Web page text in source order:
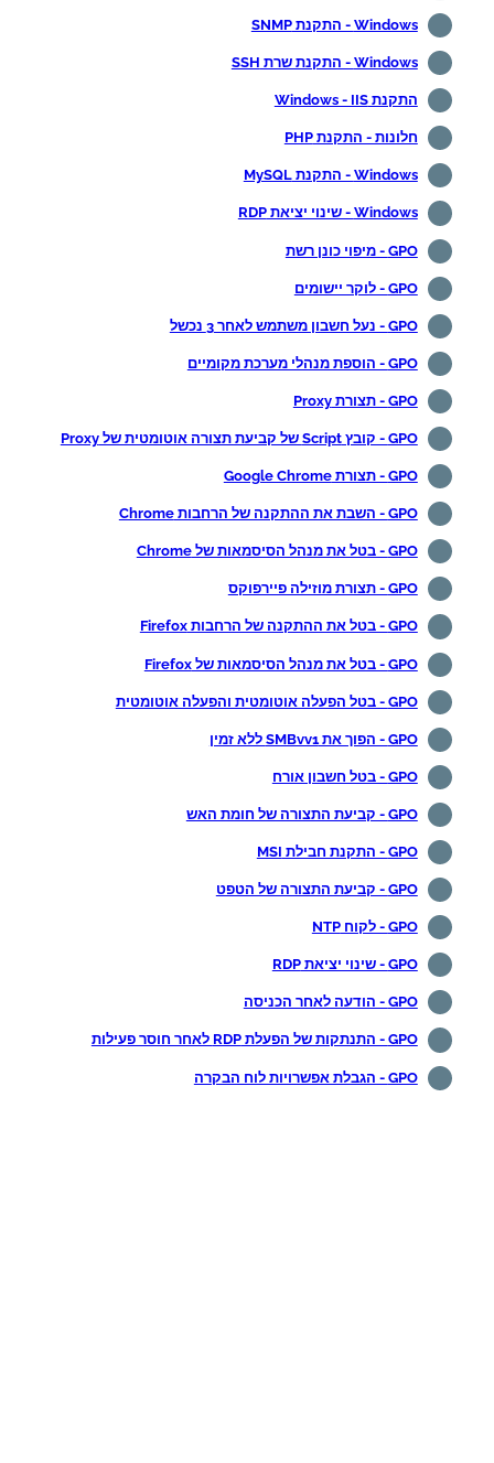
Windows - התקנת SNMP
Windows - התקנת שרת SSH
התקנת Windows - IIS
חלונות - התקנת PHP
Windows - התקנת MySQL
Windows - שינוי יציאת RDP
GPO - מיפוי כונן רשת
GPO - לוקר יישומים
GPO - נעל חשבון משתמש לאחר 3 נכשל
GPO - הוספת מנהלי מערכת מקומיים
GPO - תצורת Proxy
GPO - קובץ Script של קביעת תצורה אוטומטית של Proxy
GPO - תצורת Google Chrome
GPO - השבת את ההתקנה של הרחבות Chrome
GPO - בטל את מנהל הסיסמאות של Chrome
GPO - תצורת מוזילה פיירפוקס
GPO - בטל את ההתקנה של הרחבות Firefox
GPO - בטל את מנהל הסיסמאות של Firefox
GPO - בטל הפעלה אוטומטית והפעלה אוטומטית
GPO - הפוך את SMBvv1 ללא זמין
GPO - בטל חשבון אורח
GPO - קביעת התצורה של חומת האש
GPO - התקנת חבילת MSI
GPO - קביעת התצורה של הטפט
GPO - לקוח NTP
GPO - שינוי יציאת RDP
GPO - הודעה לאחר הכניסה
GPO - התנתקות של הפעלת RDP לאחר חוסר פעילות
GPO - הגבלת אפשרויות לוח הבקרה